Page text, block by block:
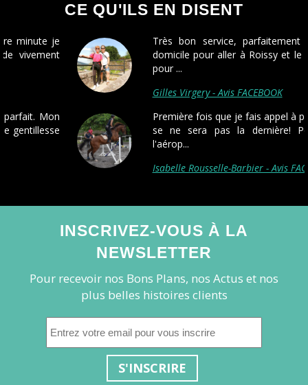
CE QU'ILS EN DISENT
Très bon service, parfaitement à l'heure à
domicile pour aller à Roissy et le retour pareil
pour ...
Gilles Virgery - Avis FACEBOOK
Première fois que je fais appel à pickmecab, et
se ne sera pas la dernière! Ponctualité à
l'aérop...
Isabelle Rousselle-Barbier - Avis FACEBOOK
INSCRIVEZ-VOUS À LA
NEWSLETTER
Pour recevoir nos Bons Plans, nos Actus et nos
plus belles histoires clients
S'INSCRIRE